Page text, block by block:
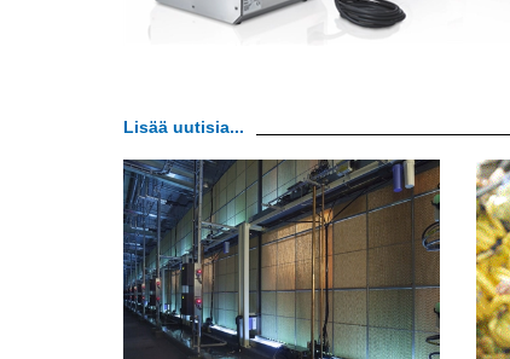
Lisää uutisia...